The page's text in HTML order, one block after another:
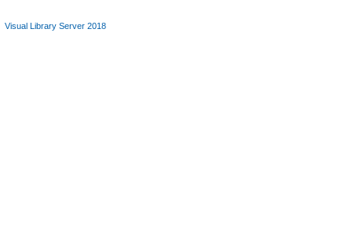
Visual Library Server 2018